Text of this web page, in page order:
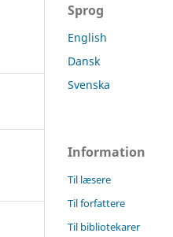
Sprog
English
Dansk
Svenska
Information
Til læsere
Til forfattere
Til bibliotekarer